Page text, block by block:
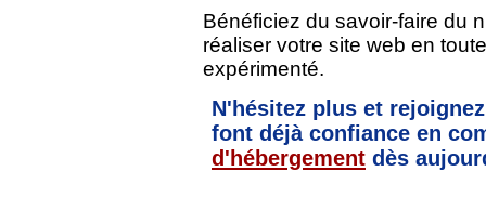
Bénéficiez du savoir-faire du
réaliser votre site web en
expérimenté.
N'hésitez plus et
font déjà confiance en
d'hébergement dès